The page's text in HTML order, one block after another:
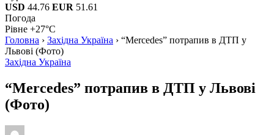
USD 44.76 EUR 51.61
Погода
Рівне +27°C
Головна › Західна Україна › “Mercedes” потрапив в ДТП у
Львові (Фото)
Західна Україна
“Mercedes” потрапив в ДТП у Львові
(Фото)